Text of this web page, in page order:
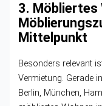
3. Möbliertes
Mittelpunkt
Besonders relevant
Vermietung. Gerade
Berlin, München,